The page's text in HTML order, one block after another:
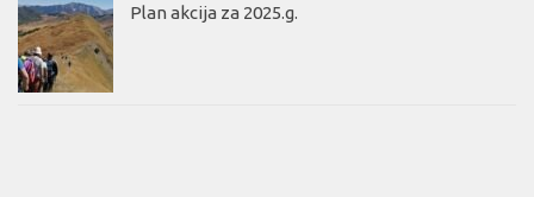
Plan akcija za 2025.g.